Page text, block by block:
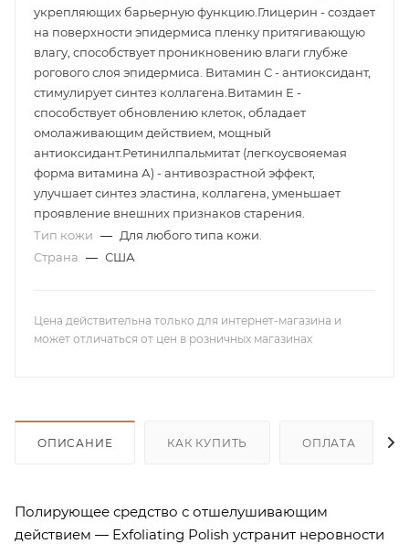
укрепляющих барьерную функцию.Глицерин - создает
на поверхности эпидермиса пленку притягивающую
влагу, способствует проникновению влаги глубже
рогового слоя эпидермиса. Витамин С - антиоксидант,
стимулирует синтез коллагена.Витамин Е -
способствует обновлению клеток, обладает
омолаживающим действием, мощный
антиоксидант.Ретинилпальмитат (легкоусвояемая
форма витамина А) - антивозрастной эффект,
улучшает синтез эластина, коллагена, уменьшает
проявление внешних признаков старения.
Тип кожи — Для любого типа кожи.
Страна — США
Цена действительна только для интернет-магазина и
может отличаться от цен в розничных магазинах
ОПИСАНИЕ КАК КУПИТЬ ОПЛАТА
Полирующее средство с отшелушивающим
действием — Exfoliating Polish устранит неровности